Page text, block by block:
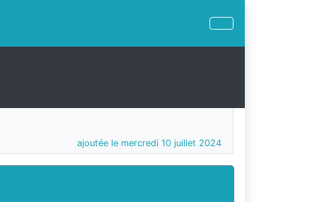
ajoutée le mercredi 10 juillet 2024